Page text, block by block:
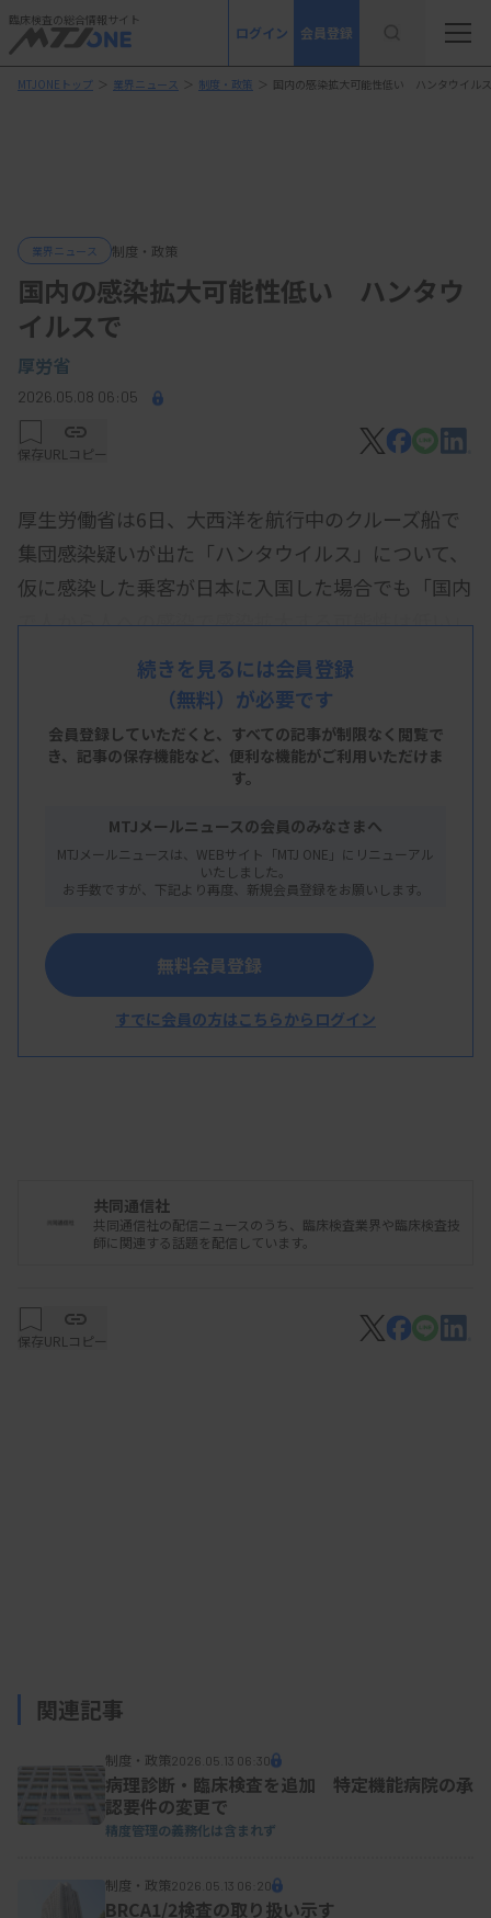
臨床検査の総合情報サイト
ログイン 会員登録
MTJONEトップ ＞ 業界ニュース ＞ 制度・政策 ＞ 国内の感染拡大可能性低い ハンタウイル
業界ニュース 制度・政策
国内の感染拡大可能性低い ハンタウ
イルスで
厚労省
2026.05.08 06:05
保存URLコピー
厚生労働省は6日、大西洋を航行中のクルーズ船で
集団感染疑いが出た「ハンタウイルス」について、
仮に感染した乗客が日本に入国した場合でも「国内
で人から人への感染で感染拡大する可能性は低い」
海外報道などを踏まえ、国立健康危機管理研究機構
がリスク評価した。現地で適切な対応が取られてお
り「国民の皆さまには冷静な対応をお願いしたい」
ハンタウイルスは、主にネズミなどの齧歯類の排せ
つ物を含む粉じんの吸入などで感染する。発熱やせ
ることがある。致死率は約40~50％とされる。
続きを見るには会員登録
（無料）が必要です
会員登録していただくと、すべての記事が制限なく閲覧で
き、 記事の保存機能など、便利な機能がご利用いただけま
す。
MTJメールニュースの会員のみなさまへ
MTJメールニュースは、WEBサイト「MTJ ONE」にリニューアル
いたしました。
お手数ですが、下記より再度、新規会員登録をお願いします。
無料会員登録
すでに会員の方はこちらからログイン
共同通信社
共同通信社の配信ニュースのうち、臨床検査業界や臨床検査技
師に関連する話題を配信しています。
保存URLコピー
関連記事
制度・政策2026.05.13 06:30
病理診断・臨床検査を追加 特定機能病院の承
認要件の変更で
精度管理の義務化は含まれず
制度・政策2026.05.13 06:20
BRCA1/2検査の取り扱い示す